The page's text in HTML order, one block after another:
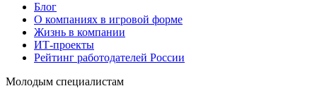
Блог
О компаниях в игровой форме
Жизнь в компании
ИТ-проекты
Рейтинг работодателей России
Молодым специалистам